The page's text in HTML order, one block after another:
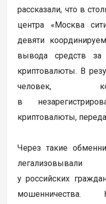
рассказали, что в
центра «Москва
девяти
вывода средств
криптовалюты. В
человек,
в
криптовалюты,
Через такие
легализовывали
у российских